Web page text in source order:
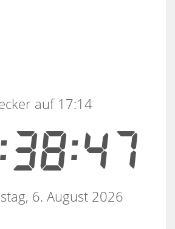
auf 17:14
6. August 2026